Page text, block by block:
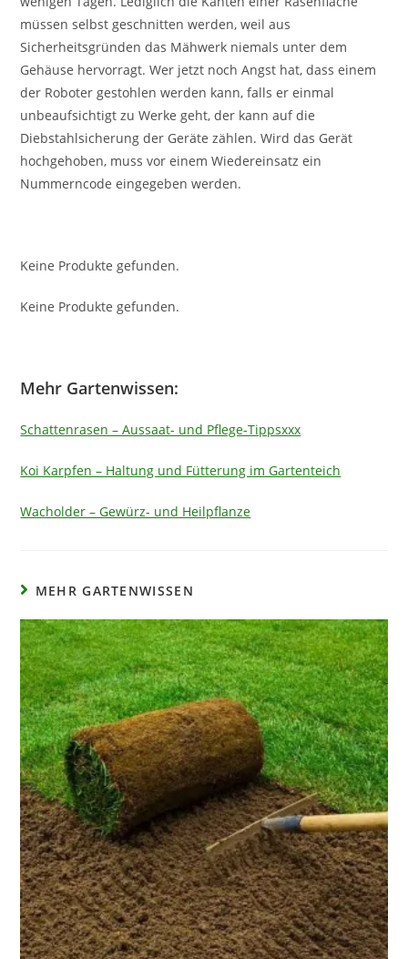
müssen selbst geschnitten werden, weil aus
Sicherheitsgründen das Mähwerk niemals unter dem
Gehäuse hervorragt. Wer jetzt noch Angst hat, dass einem
der Roboter gestohlen werden kann, falls er einmal
unbeaufsichtigt zu Werke geht, der kann auf die
Diebstahlsicherung der Geräte zählen. Wird das Gerät
hochgehoben, muss vor einem Wiedereinsatz ein
Nummerncode eingegeben werden.
Keine Produkte gefunden.
Keine Produkte gefunden.
Mehr Gartenwissen:
Schattenrasen – Aussaat- und Pflege-Tippsxxx
Koi Karpfen – Haltung und Fütterung im Gartenteich
Wacholder – Gewürz- und Heilpflanze
MEHR GARTENWISSEN